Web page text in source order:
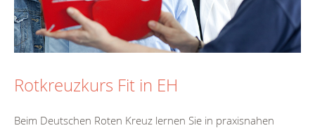
Rotkreuzkurs Fit in EH
Beim Deutschen Roten Kreuz lernen Sie in praxisnahen